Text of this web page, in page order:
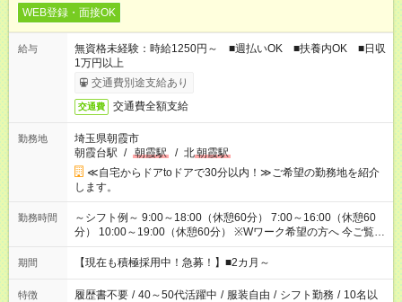
WEB登録・面接OK
給与
無資格未経験：時給1250円～ ■週払いOK ■扶養内OK ■日収
1万円以上
交通費別途支給あり
交通費 交通費全額支給
勤務地
埼玉県朝霞市
朝霞台駅 / 朝霞駅 / 北朝霞駅
≪自宅からドアtoドアで30分以内！≫ご希望の勤務地を紹介
します。
勤務時間
～シフト例～ 9:00～18:00（休憩60分） 7:00～16:00（休憩60
分） 10:00～19:00（休憩60分） ※Wワーク希望の方へ 今ご覧の
お仕事で希望する勤務時間と、もう1つのお仕事の勤務時間の合
計が 週40時間を超えなければOKです。
期間 【現在も積極採用中！急募！】■2カ月～
特徴 履歴書不要 / 40～50代活躍中 / 服装自由 / シフト勤務 / 10名以